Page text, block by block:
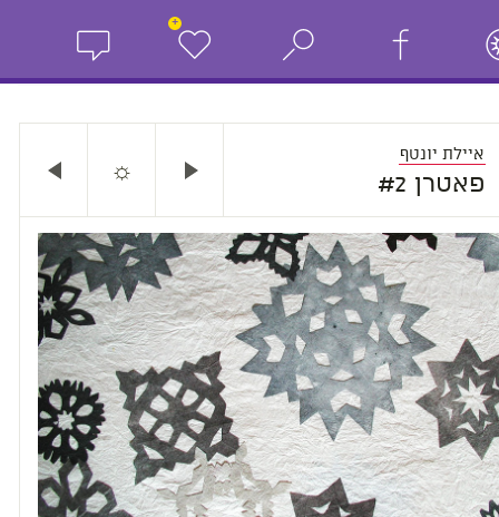
+
איילת יונטף
פאטרן #2 ☼